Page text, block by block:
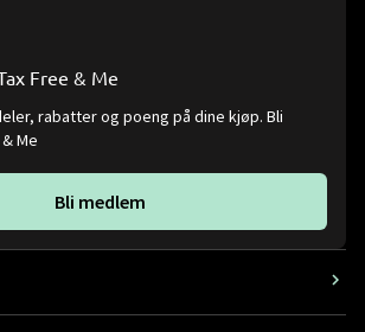
Free & Me
rabatter og poeng på dine kjøp. Bli
Me
Bli medlem